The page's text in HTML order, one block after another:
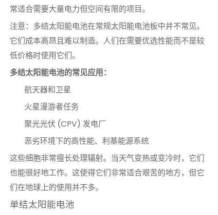
常适合需要大量电力但空间有限的项目。
注意：多结太阳能电池在常规太阳能电池板中并不常见。
它们成本高昂且难以制造。人们在需要优选性能而不是较
低价格时使用它们。
多结太阳能电池的常见应用：
航天器和卫星
火星漫游者任务
聚光光伏 (CPV) 发电厂
恶劣环境下的高性能、利基能源系统
这些细胞非常擅长处理辐射。当天气变热或变冷时，它们
也能很好地工作。这使得它们非常适合艰苦的地方，但它
们在地球上的使用并不多。
单结太阳能电池